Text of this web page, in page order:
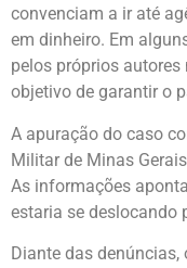
convenciam a ir até
em dinheiro. Em
pelos próprios
objetivo de garantir o
A apuração do caso
Militar de Minas Gerais
As informações
estaria se deslocando
Diante das